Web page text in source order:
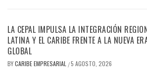
LA CEPAL IMPULSA LA INTEGRACIÓN
LATINA Y EL CARIBE FRENTE A LA NUEVA
GLOBAL
BYCARIBE EMPRESARIAL /5 AGOSTO, 2026